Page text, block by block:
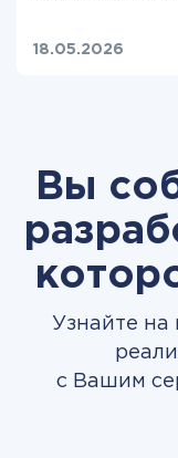
18.05.2026
Вы
Узнайте на
с Вашим